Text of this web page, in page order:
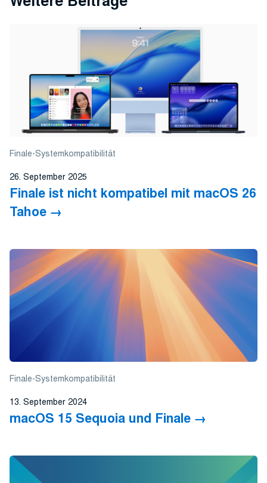
Finale-Systemkompatibilität
26. September 2025
Finale ist nicht kompatibel mit macOS 26
Tahoe
Finale-Systemkompatibilität
13. September 2024
macOS 15 Sequoia und Finale